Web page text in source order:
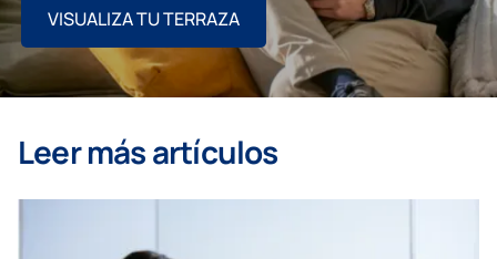
VISUALIZA TU TERRAZA
Leer más artículos